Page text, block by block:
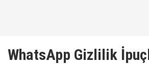
WhatsApp Gizlilik